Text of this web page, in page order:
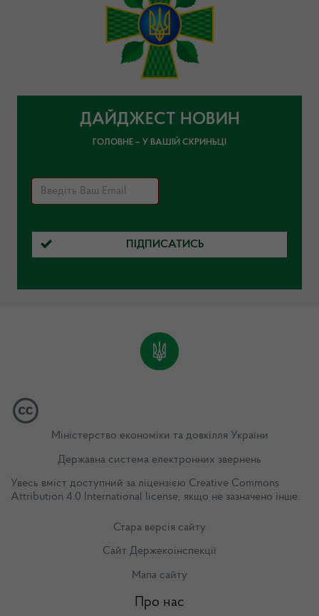
ДАЙДЖЕСТ НОВИН
ГОЛОВНЕ – У ВАШІЙ СКРИНЬЦІ
ПІДПИСАТИСЬ
Міністерство економіки та довкілля України
Державна система електронних звернень
Увесь вміст доступний за ліцензією Creative Commons
Attribution 4.0 International license, якщо не зазначено інше.
Стара версія сайту
Сайт Держекоінспекції
Мапа сайту
Про нас